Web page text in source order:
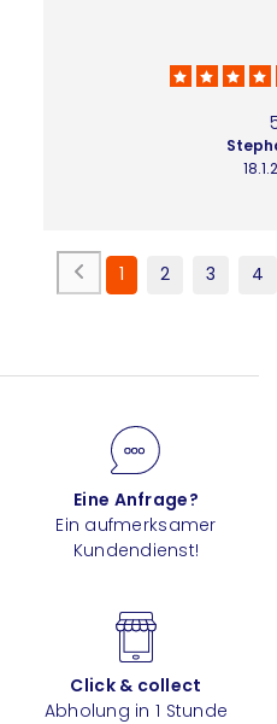
1 2 3 4
Eine Anfrage?
Ein aufmerksamer
Kundendienst!
Click & collect
Abholung in 1 Stunde